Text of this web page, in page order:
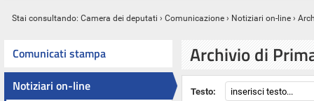
Stai consultando: Camera dei deputati › Comunicazione › Notiziari on-line ›
Comunicati stampa
Notiziari on-line
Archivio di
Testo: